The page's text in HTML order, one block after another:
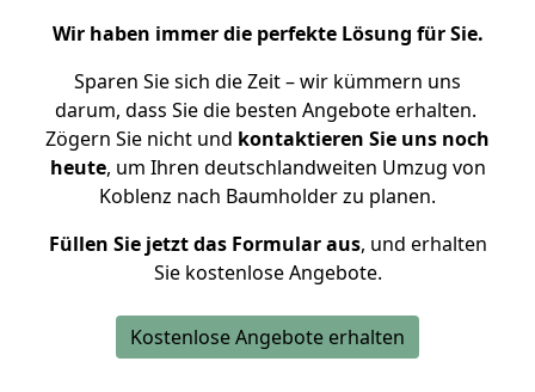
Wir haben immer die perfekte Lösung für Sie.
Sparen Sie sich die Zeit – wir kümmern uns
darum, dass Sie die besten Angebote erhalten.
Zögern Sie nicht und kontaktieren Sie uns noch
heute, um Ihren deutschlandweiten Umzug von
Koblenz nach Baumholder zu planen.
Füllen Sie jetzt das Formular aus, und erhalten
Sie kostenlose Angebote.
Kostenlose Angebote erhalten